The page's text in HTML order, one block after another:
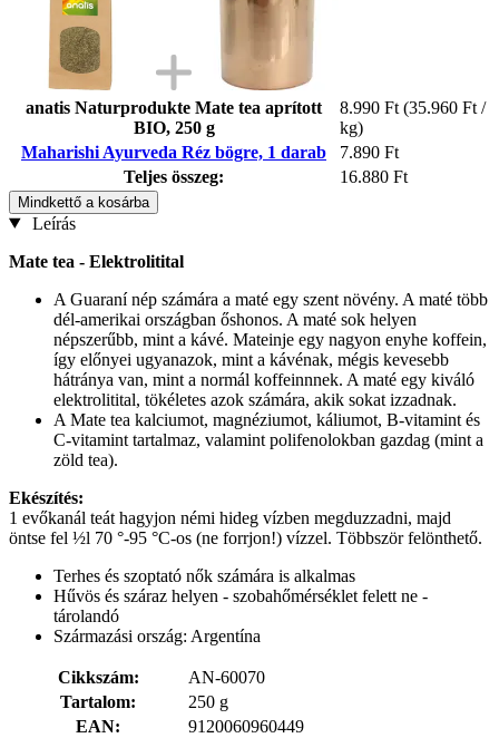
anatis Naturprodukte Mate tea aprított
BIO, 250 g
8.990 Ft (35.960 Ft /
kg)
Maharishi Ayurveda Réz bögre, 1 darab
7.890 Ft
Teljes összeg:
16.880 Ft
Mindkettő a kosárba
Leírás
Mate tea - Elektrolitital
A Guaraní nép számára a maté egy szent növény. A maté több
dél-amerikai országban őshonos. A maté sok helyen
népszerűbb, mint a kávé. Mateinje ​​egy nagyon enyhe koffein,
így előnyei ugyanazok, mint a kávénak, mégis kevesebb
hátránya van, mint a normál koffeinnnek. A maté egy kiváló
elektrolitital, tökéletes azok számára, akik sokat izzadnak.
A Mate tea kalciumot, magnéziumot, káliumot, B-vitamint és
C-vitamint tartalmaz, valamint polifenolokban gazdag (mint a
zöld tea).
Ekészítés:
1 evőkanál teát hagyjon némi hideg vízben megduzzadni, majd
öntse fel ½l 70 °-95 °C-os (ne forrjon!) vízzel. Többször felönthető.
Terhes és szoptató nők számára is alkalmas
Hűvös és száraz helyen - szobahőmérséklet felett ne -
tárolandó
Származási ország: Argentína
Cikkszám:
AN-60070
Tartalom:
250 g
EAN:
9120060960449